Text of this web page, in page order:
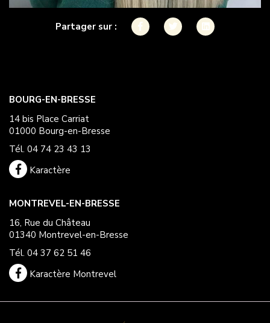
Partager sur :
BOURG-EN-BRESSE
14 bis Place Carriat
01000 Bourg-en-Bresse
Tél. 04 74 23 43 13
Karactère
MONTREVEL-EN-BRESSE
16, Rue du Château
01340 Montrevel-en-Bresse
Tél. 04 37 62 51 46
Karactère Montrevel